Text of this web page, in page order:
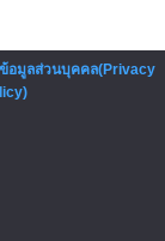
อมูลส่วนบุคคล(Privacy